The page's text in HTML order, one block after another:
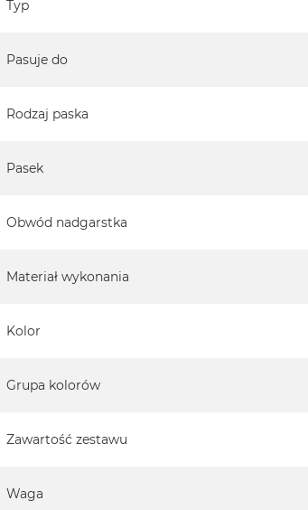
Typ
Pasuje do
Rodzaj paska
Pasek
Obwód nadgarstka
Materiał wykonania
Kolor
Grupa kolorów
Zawartość zestawu
Waga